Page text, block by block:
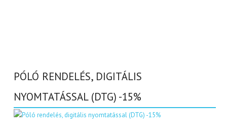
PÓLÓ RENDELÉS, DIGITÁLIS
NYOMTATÁSSAL (DTG) -15%